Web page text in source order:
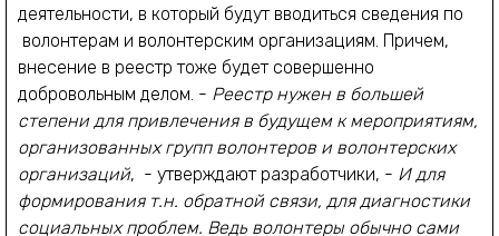
деятельности, в который будут вводиться сведения по
волонтерам и волонтерским организациям. Причем,
внесение в реестр тоже будет совершенно
добровольным делом. - Реестр нужен в большей
степени для привлечения в будущем к мероприятиям,
организованных групп волонтеров и волонтерских
организаций, - утверждают разработчики, - И для
формирования т.н. обратной связи, для диагностики
социальных проблем. Ведь волонтеры обычно сами